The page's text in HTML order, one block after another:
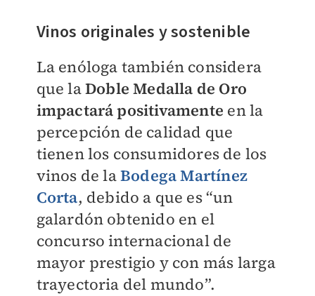
Vinos originales y sostenible
La enóloga también considera
que laDoble Medalla de Oro
impactará positivamente en la
percepción de calidad que
tienen los consumidores de los
vinos de laBodega Martínez
Corta, debido a que es “un
galardón obtenido en el
concurso internacional de
mayor prestigio y con más larga
trayectoria del mundo”.